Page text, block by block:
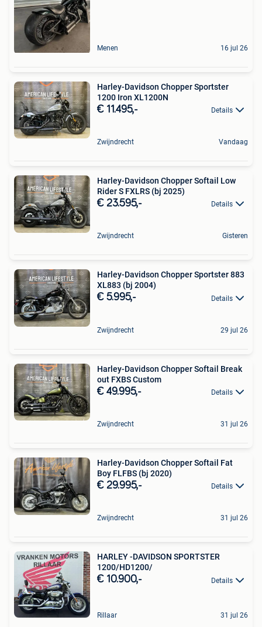
Menen 16 jul 26
Harley-Davidson Chopper Sportster
1200 Iron XL1200N
€ 11.495,- Details
Zwijndrecht Vandaag
Harley-Davidson Chopper Softail Low
Rider S FXLRS (bj 2025)
€ 23.595,- Details
Zwijndrecht Gisteren
Harley-Davidson Chopper Sportster 883
XL883 (bj 2004)
€ 5.995,- Details
Zwijndrecht 29 jul 26
Harley-Davidson Chopper Softail Break
out FXBS Custom
€ 49.995,- Details
Zwijndrecht 31 jul 26
Harley-Davidson Chopper Softail Fat
Boy FLFBS (bj 2020)
€ 29.995,- Details
Zwijndrecht 31 jul 26
HARLEY -DAVIDSON SPORTSTER
1200/HD1200/
€ 10.900,- Details
Rillaar 31 jul 26